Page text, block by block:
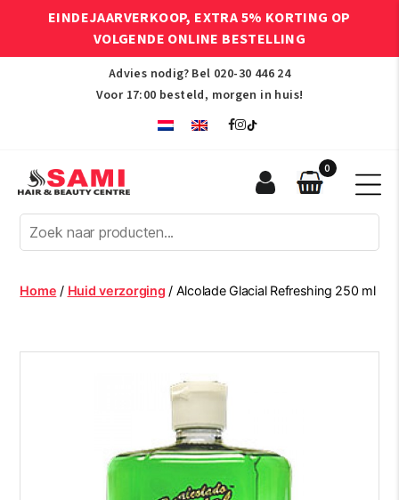
EINDEJAARVERKOOP, EXTRA 5% KORTING OP
VOLGENDE ONLINE BESTELLING
Advies nodig? Bel 020-30 446 24
Voor 17:00 besteld, morgen in huis!
Afro
Hair
Beauty
Centre
0
Home / Huid verzorging / Alcolade Glacial Refreshing 250 ml